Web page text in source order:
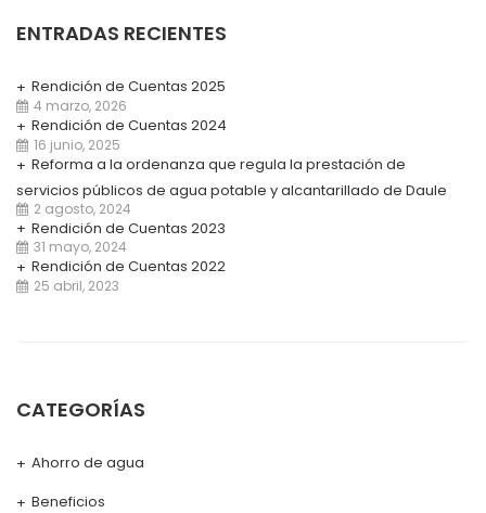
ENTRADAS RECIENTES
Rendición de Cuentas 2025
4 marzo, 2026
Rendición de Cuentas 2024
16 junio, 2025
Reforma a la ordenanza que regula la prestación de
servicios públicos de agua potable y alcantarillado de Daule
2 agosto, 2024
Rendición de Cuentas 2023
31 mayo, 2024
Rendición de Cuentas 2022
25 abril, 2023
CATEGORÍAS
Ahorro de agua
Beneficios